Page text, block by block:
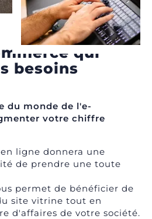
qui
besoins
du monde de l'e-
votre chiffre
ligne donnera une
de prendre une toute
permet de bénéficier de
site vitrine tout en
d'affaires de votre société.